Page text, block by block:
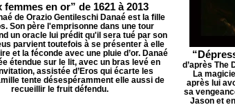
femmes en or” de 1621 à 2013
de Orazio Gentileschi Danaé est la fille
Son père l'emprisonne dans une tour
un oracle lui prédit qu'il sera tué par son
parvient toutefois à se présenter à elle
et la féconde avec une pluie d’or. Danaé
étendue sur le lit, avec un bras levé en
assistée d’Eros qui écarte les
tente désespéramment elle aussi de
recueillir le fruit défendu.
d’après The
La
après lui
sa
Jason et